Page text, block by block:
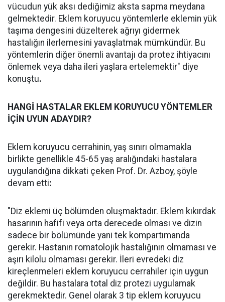
vücudun yük aksı dediğimiz aksta sapma meydana
gelmektedir. Eklem koruyucu yöntemlerle eklemin yük
taşıma dengesini düzelterek ağrıyı gidermek
hastalığın ilerlemesini yavaşlatmak mümkündür. Bu
yöntemlerin diğer önemli avantajı da protez ihtiyacını
önlemek veya daha ileri yaşlara ertelemektir" diye
konuştu.
HANGİ HASTALAR EKLEM KORUYUCU YÖNTEMLER
İÇİN UYUN ADAYDIR?
Eklem koruyucu cerrahinin, yaş sınırı olmamakla
birlikte genellikle 45-65 yaş aralığındaki hastalara
uygulandığına dikkati çeken Prof. Dr. Azboy, şöyle
devam etti:
"Diz eklemi üç bölümden oluşmaktadır. Eklem kıkırdak
hasarının hafifi veya orta derecede olması ve dizin
sadece bir bölümünde yani tek kompartımanda
gerekir. Hastanın romatolojik hastalığının olmaması ve
aşırı kilolu olmaması gerekir. İleri evredeki diz
kireçlenmeleri eklem koruyucu cerrahiler için uygun
değildir. Bu hastalara total diz protezi uygulamak
gerekmektedir. Genel olarak 3 tip eklem koruyucu